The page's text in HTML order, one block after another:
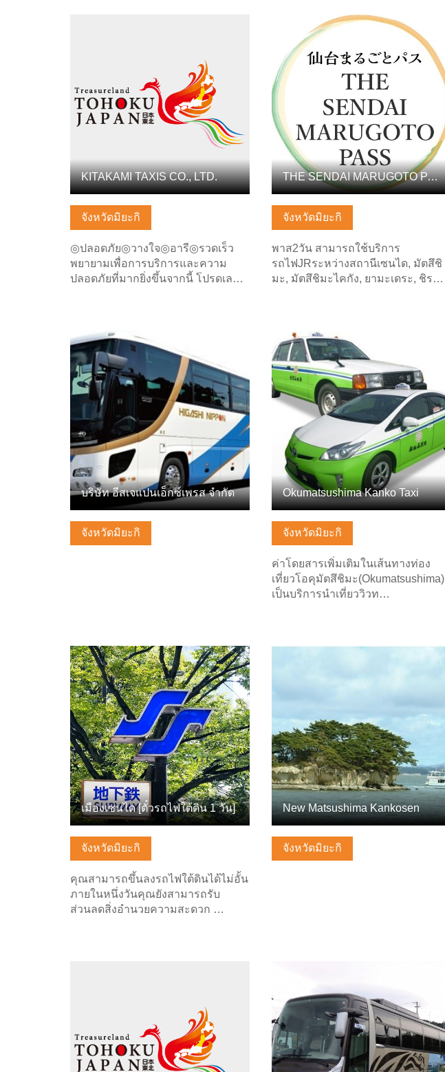
จังหวัดมิยะกิ
◎ปลอดภัย◎วางใจ◎อารี◎รวดเร็ว
พยายามเพื่อการบริการและความ
ปลอดภัยที่มากยิ่งขึ้นจากนี้ โปรดเล…
KITAKAMI TAXIS CO., LTD.
จังหวัดมิยะกิ
พาส2วัน สามารถใช้บริการ
รถไฟJRระหว่างสถานีเซนได, มัตสึชิ
มะ, มัตสึชิมะไคกัง, ยามะเดระ, ชิร…
ดูข้อมูลพื้นฐาน
THE SENDAI MARUGOTO PASS
จังหวัดมิยะกิ
ดูข้อมูลพื้นฐาน
บริษัท อีสเจแปนเอ็กซ์เพรส จำกัด
จังหวัดมิยะกิ
ค่าโดยสารเพิ่มเติมในเส้นทางท่อง
เที่ยวโอคุมัตสึชิมะ(Okumatsushima)
เป็นบริการนำเที่ยววิวท…
ดูข้อมูลพื้นฐาน
Okumatsushima Kanko Taxi
จังหวัดมิยะกิ
คุณสามารถขึ้นลงรถไฟใต้ดินได้ไม่อั้น
ภายในหนึ่งวันคุณยังสามารถรับ
ส่วนลดสิ่งอำนวยความสะดวก …
ดูข้อมูลพื้นฐาน
เมืองเซนได [ตั๋วรถไฟใต้ดิน 1 วัน]
จังหวัดมิยะกิ
New Matsushima Kankosen